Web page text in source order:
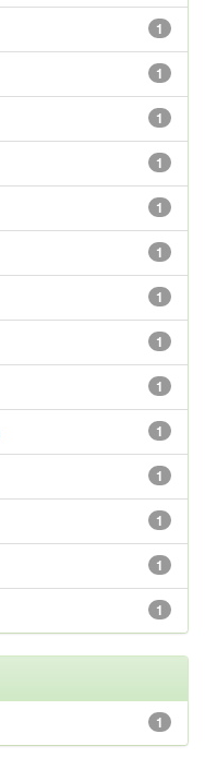
1
1
1
1
1
1
1
1
1
1
1
1
1
1
1